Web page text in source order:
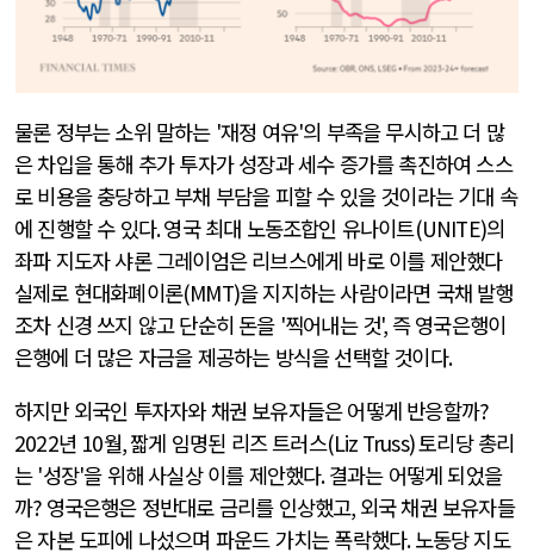
물론 정부는 소위 말하는 '재정 여유'의 부족을 무시하고 더 많
은 차입을 통해 추가 투자가 성장과 세수 증가를 촉진하여 스스
로 비용을 충당하고 부채 부담을 피할 수 있을 것이라는 기대 속
에 진행할 수 있다.영국 최대 노동조합인 유나이트(UNITE)의
좌파 지도자 샤론 그레이엄은 리브스에게 바로 이를 제안했다
실제로 현대화폐이론(MMT)을 지지하는 사람이라면 국채 발행
조차 신경 쓰지 않고 단순히 돈을 '찍어내는 것',즉 영국은행이
은행에 더 많은 자금을 제공하는 방식을 선택할 것이다.
하지만 외국인 투자자와 채권 보유자들은 어떻게 반응할까?
2022년 10월,짧게 임명된 리즈 트러스(Liz Truss)토리당 총리
는 '성장'을 위해 사실상 이를 제안했다.결과는 어떻게 되었을
까? 영국은행은 정반대로 금리를 인상했고, 외국 채권 보유자들
은 자본 도피에 나섰으며 파운드 가치는 폭락했다.노동당 지도